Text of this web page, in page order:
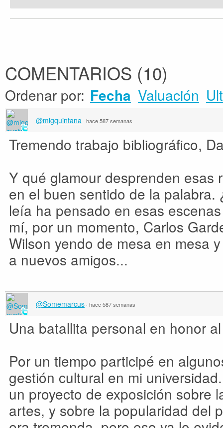
COMENTARIOS (10)
Ordenar por: Fecha Valuación
@migquintana · hace 587 semanas
Tremendo trabajo bibliográfico,
Y qué glamour desprenden esas
en el buen sentido de la palabra.
leía ha pensado en esas
mí, por un momento, Carlos
Wilson yendo de mesa en mesa
a nuevos amigos...
@Somemarcus · hace 587 semanas
Una batallita personal en honor
Por un tiempo participé en
gestión cultural en mi
un proyecto de exposición sobre
artes, y sobre la popularidad del